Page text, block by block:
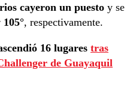
cayeron un puesto y se
105°, respectivamente.
16 lugares tras
de Guayaquil